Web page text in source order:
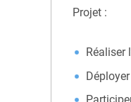
Projet :
Réaliser